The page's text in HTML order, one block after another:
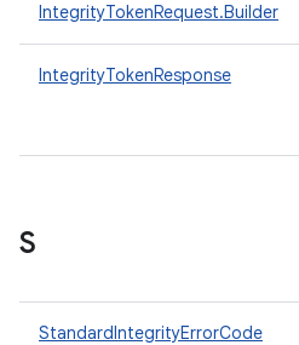
IntegrityTokenRequest.Builder
IntegrityTokenResponse
S
StandardIntegrityErrorCode